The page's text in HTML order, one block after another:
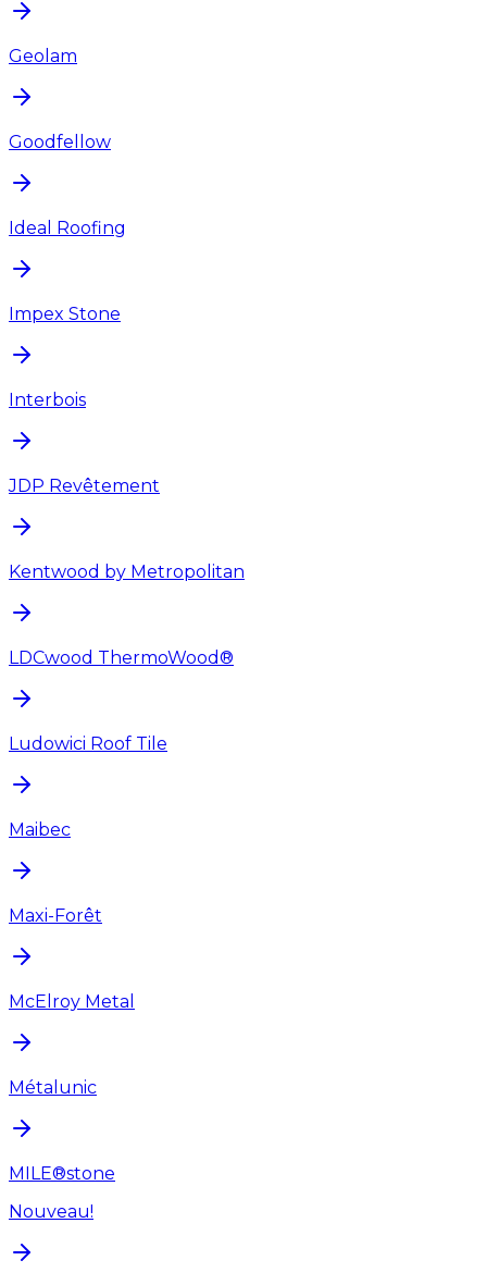
Geolam
Goodfellow
Ideal Roofing
Impex Stone
Interbois
JDP Revêtement
Kentwood by Metropolitan
LDCwood ThermoWood®
Ludowici Roof Tile
Maibec
Maxi-Forêt
McElroy Metal
Métalunic
MILE®stone
Nouveau!